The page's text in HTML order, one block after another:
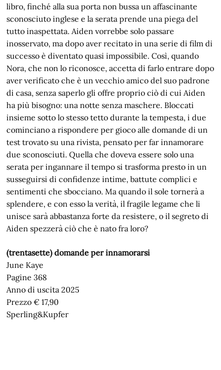
libro, finché alla sua porta non bussa un affascinante
sconosciuto inglese e la serata prende una piega del
tutto inaspettata. Aiden vorrebbe solo passare
inosservato, ma dopo aver recitato in una serie di film di
successo è diventato quasi impossibile. Così, quando
Nora, che non lo riconosce, accetta di farlo entrare dopo
aver verificato che è un vecchio amico del suo padrone
di casa, senza saperlo gli offre proprio ciò di cui Aiden
ha più bisogno: una notte senza maschere. Bloccati
insieme sotto lo stesso tetto durante la tempesta, i due
cominciano a rispondere per gioco alle domande di un
test trovato su una rivista, pensato per far innamorare
due sconosciuti. Quella che doveva essere solo una
serata per ingannare il tempo si trasforma presto in un
susseguirsi di confidenze intime, battute complici e
sentimenti che sbocciano. Ma quando il sole tornerà a
splendere, e con esso la verità, il fragile legame che li
unisce sarà abbastanza forte da resistere, o il segreto di
Aiden spezzerà ciò che è nato fra loro?
(trentasette) domande per innamorarsi
June Kaye
Pagine 368
Anno di uscita 2025
Prezzo € 17,90
Sperling&Kupfer